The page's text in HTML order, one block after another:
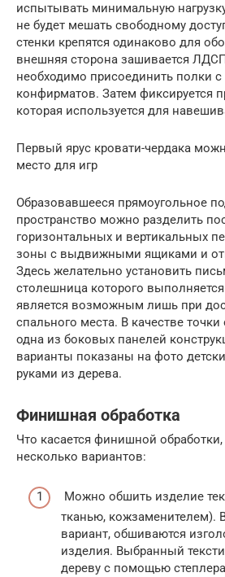
испытывать минимальную
не будет мешать свободному
стенки крепятся одинаково для
внешняя сторона зашивается
необходимо присоединить полки
конфирматов. Затем фиксируется
которая используется для
Первый ярус кровати-чердака
место для игр
Образовавшееся прямоугольное
пространство можно разделить
горизонтальных и вертикальных
зоны с выдвижными ящиками и
Здесь желательно установить
столешница которого
является возможным лишь при
спального места. В качестве
одна из боковых панелей
варианты показаны на фото
руками из дерева.
Финишная обработка
Что касается финишной обработки,
несколько вариантов:
Можно обшить изделие
тканью, кожзаменителем).
вариант, обшиваются
изделия. Выбранный
дереву с помощью